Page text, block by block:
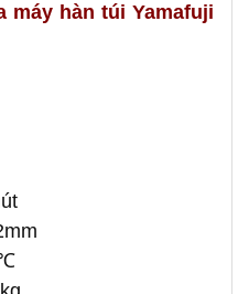
máy hàn túi Yamafuji
℃